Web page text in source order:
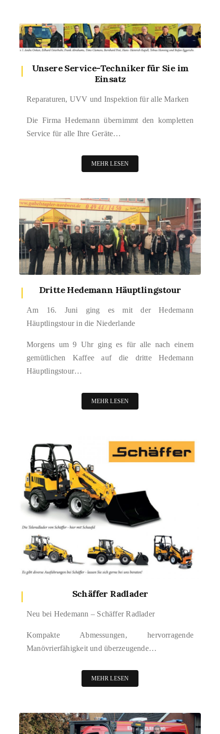
Unsere Service-Techniker für Sie im
Einsatz
Reparaturen, UVV und Inspektion für alle Marken
Die Firma Hedemann übernimmt den kompletten
Service für alle Ihre Geräte…
MEHR LESEN
Dritte Hedemann Häuptlingstour
Am 16. Juni ging es mit der Hedemann
Häuptlingstour in die Niederlande
Morgens um 9 Uhr ging es für alle nach einem
gemütlichen Kaffee auf die dritte Hedemann
Häuptlingstour…
MEHR LESEN
Schäffer Radlader
Neu bei Hedemann – Schäffer Radlader
Kompakte Abmessungen, hervorragende
Manövrierfähigkeit und überzeugende…
MEHR LESEN